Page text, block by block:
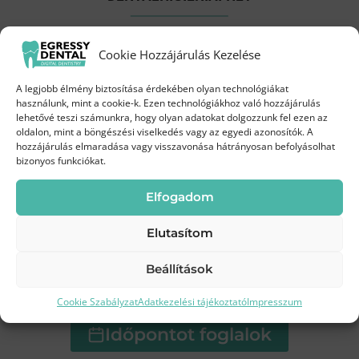
Cookie Hozzájárulás Kezelése
A legjobb élmény biztosítása érdekében olyan technológiákat
használunk, mint a cookie-k. Ezen technológiákhoz való hozzájárulás
lehetővé teszi számunkra, hogy olyan adatokat dolgozzunk fel ezen az
oldalon, mint a böngészési viselkedés vagy az egyedi azonosítók. A
hozzájárulás elmaradása vagy visszavonása hátrányosan befolyásolhat
bizonyos funkciókat.
Elfogadom
Elutasítom
Beállítások
Cookie SzabályzatAdatkezelési tájékoztatóImpresszum
intraorális homokfúvással és polírozással. A két
beavatkozás együtt 1,5 órát vesz igénybe.
Hány százalékos peroxidot tartalmaznak a
fogfehérítő termékek?
2012 októbere óta új Uniós szabályozás lépett
életbe a peroxid tartalmú fogfehérítő anyagok
alkalmazásával kapcsolatban. Ennek
értelmében kozmetikai kezelésként maximum
6%-os hidrogén-peroxid tartalmú anyag
alkalmazhatnak ennél erősebb fehérítőt. A
rendelői peroxid-mentes fogfehérítő nem
tartalmaz hidrogén-peroxidot, hatóanyaga a
Próbáld ki a Biofilm terápiát
Augusztus 3-19.között az Egressy Dentalnál
Most 35 000 Ft
45 000 Fthelyett
tisztítás
technológia
Időpontot foglalok